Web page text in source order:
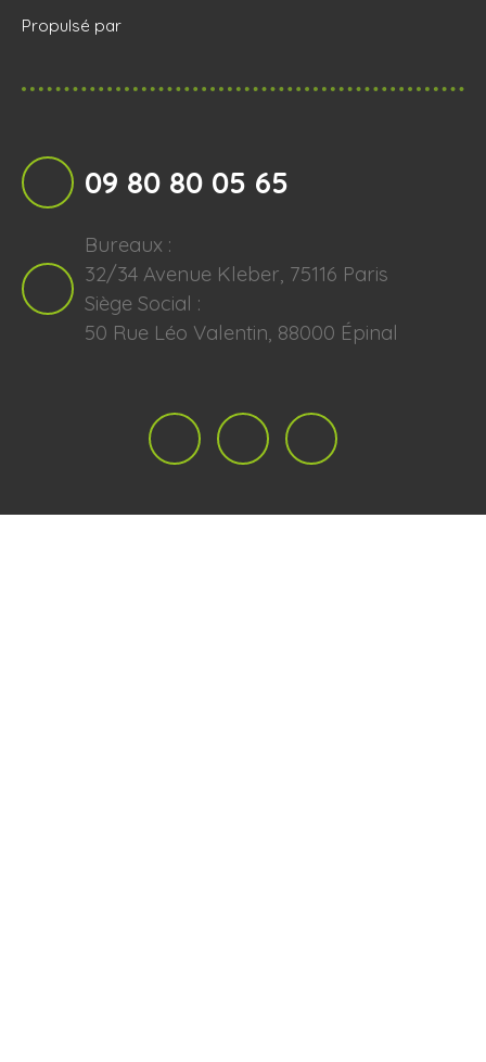
Propulsé par
09 80 80 05 65
Bureaux :
32/34 Avenue Kleber, 75116 Paris
Siège Social :
50 Rue Léo Valentin, 88000 Épinal